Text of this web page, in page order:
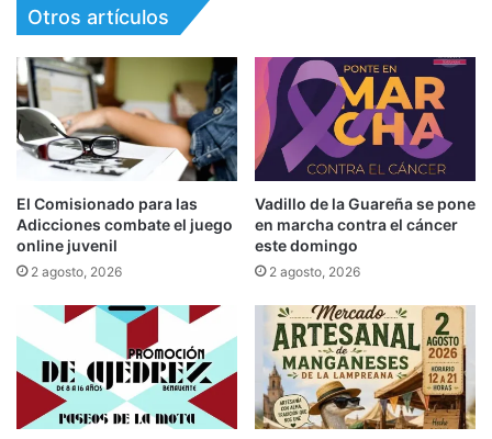
Otros artículos
El Comisionado para las
Adicciones combate el juego
online juvenil
2 agosto, 2026
Vadillo de la Guareña se pone
en marcha contra el cáncer
este domingo
2 agosto, 2026